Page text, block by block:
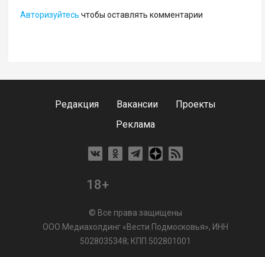
Авторизуйтесь чтобы оставлять комментарии
Редакция Вакансии
Проекты
Реклама
18+
© Все права защищены
ООО Медиахолдинг «Вести Подмосковья», ИНН
5028035348; КПП 502801001